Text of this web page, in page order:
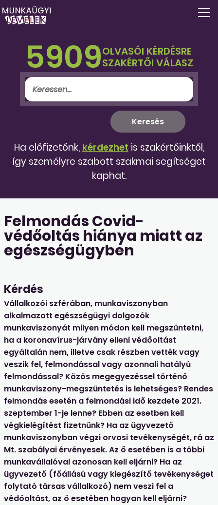
5909OLVASÓI KÉRDÉSRE
SZAKÉRTŐI VÁLASZ
Ha előfizetőnk, kérdezhet is szakértőinktől,
így személyre szabott szakmai segítséget
kaphat.
Felmondás Covid-
védőoltás hiánya miatt az
egészségügyben
Kérdés
Vállalkozói szférában, munkaviszonyban
alkalmazott egészségügyi dolgozók
munkaviszonyát milyen módon kell megszüntetni,
ha a koronavírus-járvány elleni védőoltást
egyáltalán nem, illetve csak részben vették vagy
veszik fel, felmondással vagy azonnali hatályú
felmondással? Közös megegyezéssel történő
munkaviszony-megszüntetés is lehetséges? Rendes
felmondás esetén a felmondási idő kezdete 2021.
szeptember 1-je lenne? Ebben az esetben kell
végkielégítést fizetnünk? Ha az ügyvezető
munkaviszonyban végzi orvosi tevékenységét, rá az
Mt. szabályai érvényesek. Az ő esetében is a többi
munkavállalóval azonosan kell eljárni? Ha az
ügyvezető (főállású vagy kiegészítő tevékenységet
folytató társas vállalkozó) nem veszi fel a
védőoltást, az ő esetében hogyan kell eljárni?